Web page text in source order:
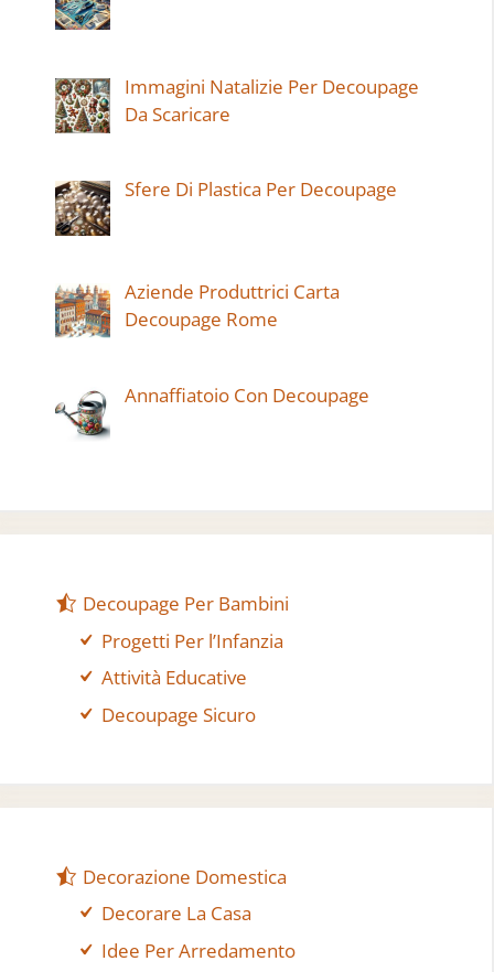
Immagini Natalizie Per Decoupage
Da Scaricare
Sfere Di Plastica Per Decoupage
Aziende Produttrici Carta
Decoupage Rome
Annaffiatoio Con Decoupage
Decoupage Per Bambini
Progetti Per l’Infanzia
Attività Educative
Decoupage Sicuro
Decorazione Domestica
Decorare La Casa
Idee Per Arredamento